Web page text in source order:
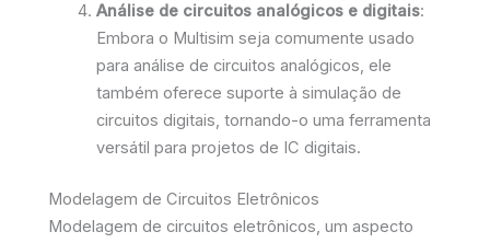
Análise de circuitos analógicos e digitais:
Embora o Multisim seja comumente usado
para análise de circuitos analógicos, ele
também oferece suporte à simulação de
circuitos digitais, tornando-o uma ferramenta
versátil para projetos de IC digitais.
Modelagem de Circuitos Eletrônicos
Modelagem de circuitos eletrônicos, um aspecto